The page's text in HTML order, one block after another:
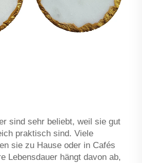
sind sehr beliebt, weil sie gut
praktisch sind. Viele
sie zu Hause oder in Cafés
Lebensdauer hängt davon ab,